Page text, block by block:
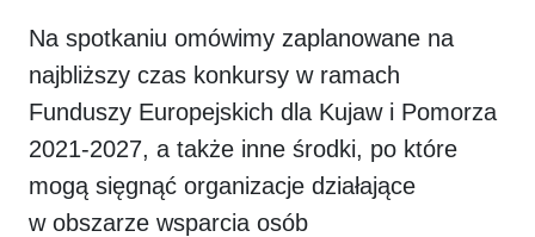
Na spotkaniu omówimy zaplanowane na
najbliższy czas konkursy w ramach
Funduszy Europejskich dla Kujaw i Pomorza
2021-2027, a także inne środki, po które
mogą sięgnąć organizacje działające
w obszarze wsparcia osób